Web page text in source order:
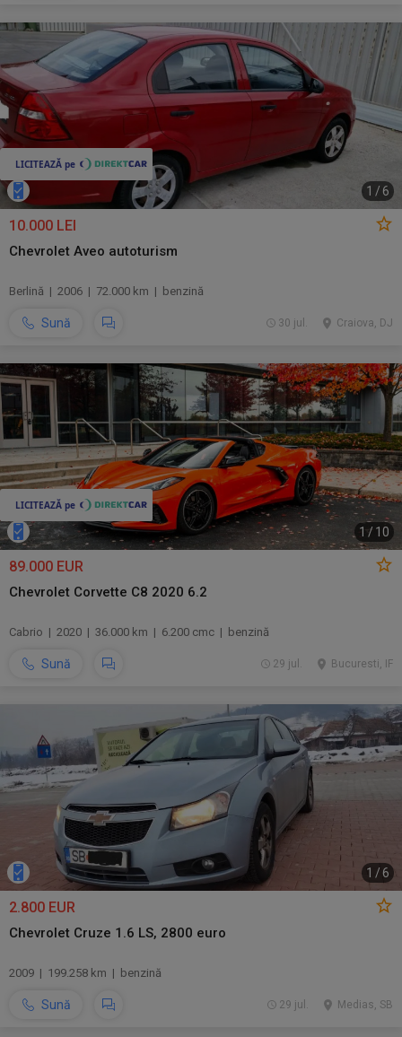
1 / 6
10.000 LEI
Chevrolet Aveo autoturism
Berlină | 2006 | 72.000 km | benzină
Sună Craiova, DJ
30 jul.
1 / 10
89.000 EUR
Chevrolet Corvette C8 2020 6.2
Cabrio | 2020 | 36.000 km | 6.200 cmc | benzină
Sună Bucuresti, IF
29 jul.
1 /6
2.800 EUR
Chevrolet Cruze 1.6 LS, 2800 euro
2009 | 199.258 km | benzină
Sună Medias, SB
29 jul.